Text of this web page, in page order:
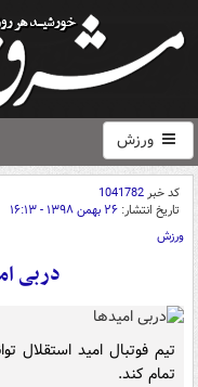
ورزش
کد خبر1041782
تاریخ انتشار: ۲۶ بهمن ۱۳۹۸ - ۱۶:۱۳
ورزش
دربی
تیم فوتبال امید استقلال
تمام کند.